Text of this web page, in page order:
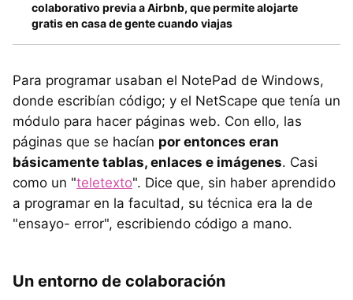
colaborativo previa a Airbnb, que permite alojarte
gratis en casa de gente cuando viajas
Para programar usaban el NotePad de Windows,
donde escribían código; y el NetScape que tenía un
módulo para hacer páginas web. Con ello, las
páginas que se hacían por entonces eran
básicamente tablas, enlaces e imágenes. Casi
como un "teletexto". Dice que, sin haber aprendido
a programar en la facultad, su técnica era la de
"ensayo- error", escribiendo código a mano.
Un entorno de colaboración